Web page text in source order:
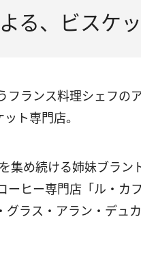
る、ビスケ
フランス料理シェフの
ト専門店。
集め続ける姉妹ブラン
ーヒー専門店「ル・カ
ラス・アラン・デュ